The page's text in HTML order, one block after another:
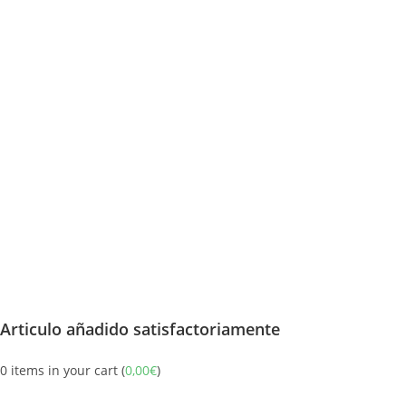
Articulo añadido satisfactoriamente
0 items in your cart (0,00€)